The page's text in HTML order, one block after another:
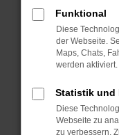
Manche
können das
verhindern.
anderen
Fenster?
Starte dein
Das kann
Probleme zu
Funktional
Diese
der Webseite.
Maps, Chats,
werden aktiviert.
Statistik und
Diese
Webseite zu
zu verbessern.